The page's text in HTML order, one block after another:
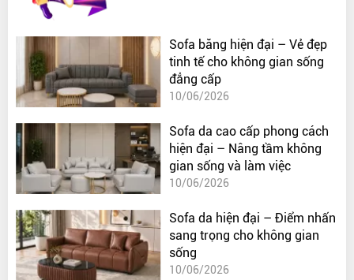
Sofa băng hiện đại – Vẻ đẹp
tinh tế cho không gian sống
đẳng cấp
10/06/2026
Sofa da cao cấp phong cách
hiện đại – Nâng tầm không
gian sống và làm việc
10/06/2026
Sofa da hiện đại – Điểm nhấn
sang trọng cho không gian
sống
10/06/2026